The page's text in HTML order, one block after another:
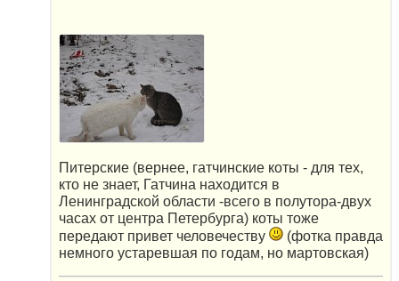
Питерские (вернее, гатчинские коты - для тех,
кто не знает, Гатчина находится в
Ленинградской области -всего в полутора-двух
часах от центра Петербурга) коты тоже
передают привет человечеству
(фотка правда
немного устаревшая по годам, но мартовская)